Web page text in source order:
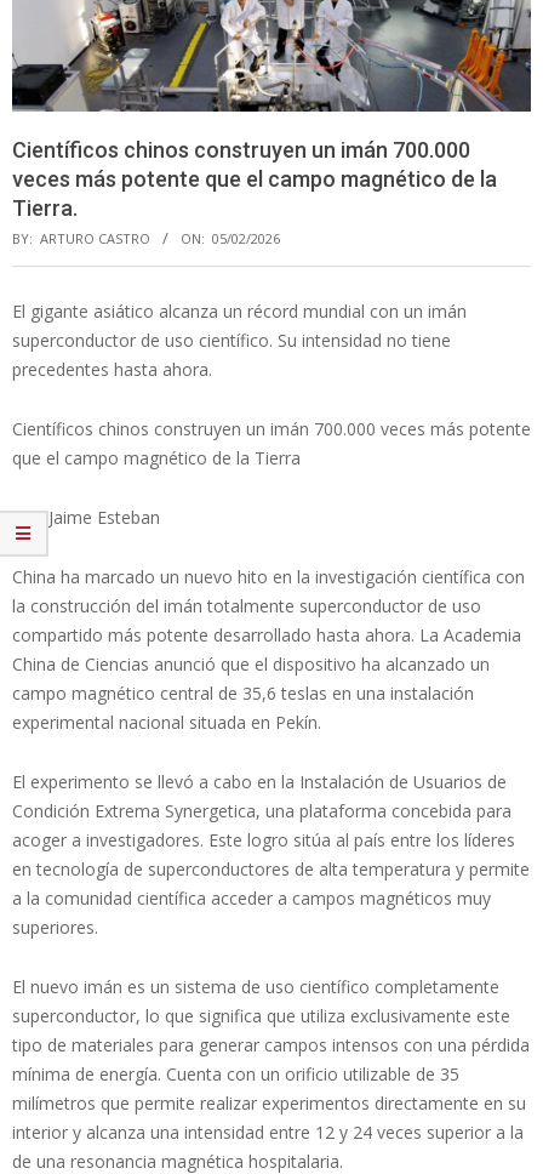
Científicos chinos construyen un imán 700.000
veces más potente que el campo magnético de la
Tierra.
BY: ARTURO CASTRO ON: 05/02/2026
El gigante asiático alcanza un récord mundial con un imán
superconductor de uso científico. Su intensidad no tiene
precedentes hasta ahora.
Científicos chinos construyen un imán 700.000 veces más potente
que el campo magnético de la Tierra
Por: Jaime Esteban
China ha marcado un nuevo hito en la investigación científica con
la construcción del imán totalmente superconductor de uso
compartido más potente desarrollado hasta ahora. La Academia
China de Ciencias anunció que el dispositivo ha alcanzado un
campo magnético central de 35,6 teslas en una instalación
experimental nacional situada en Pekín.
El experimento se llevó a cabo en la Instalación de Usuarios de
Condición Extrema Synergetica, una plataforma concebida para
acoger a investigadores. Este logro sitúa al país entre los líderes
en tecnología de superconductores de alta temperatura y permite
a la comunidad científica acceder a campos magnéticos muy
superiores.
El nuevo imán es un sistema de uso científico completamente
superconductor, lo que significa que utiliza exclusivamente este
tipo de materiales para generar campos intensos con una pérdida
mínima de energía. Cuenta con un orificio utilizable de 35
milímetros que permite realizar experimentos directamente en su
interior y alcanza una intensidad entre 12 y 24 veces superior a la
de una resonancia magnética hospitalaria.